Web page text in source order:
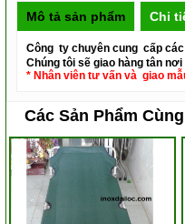
Mô tả sản phẩm Chi
Công ty chuyên cung cấp
Chúng tôi sẽ giao hàng tân
* Nhân viên tư vấn và giao
Các Sản Phẩm